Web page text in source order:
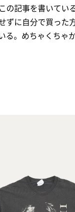
の記事を書いてい
ずに自分で買った
る。めちゃくちゃ